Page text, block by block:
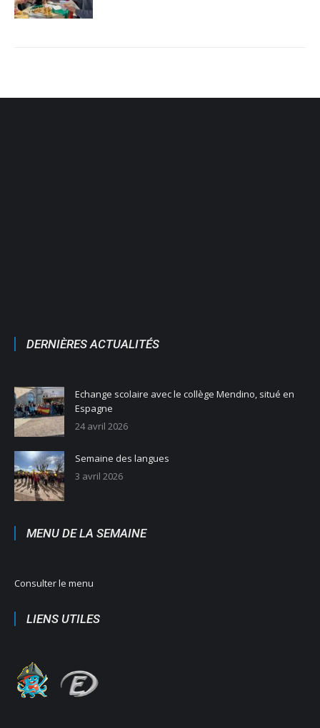
DERNIÈRES ACTUALITÉS
Echange scolaire avec le collège Mendino, situé en
Espagne
24 avril 2026
Semaine des langues
3 avril 2026
MENU DE LA SEMAINE
Consulter le menu
LIENS UTILES